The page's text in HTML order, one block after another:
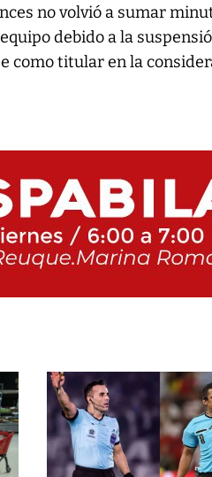
no volvió a sumar
debido a la
como titular en la